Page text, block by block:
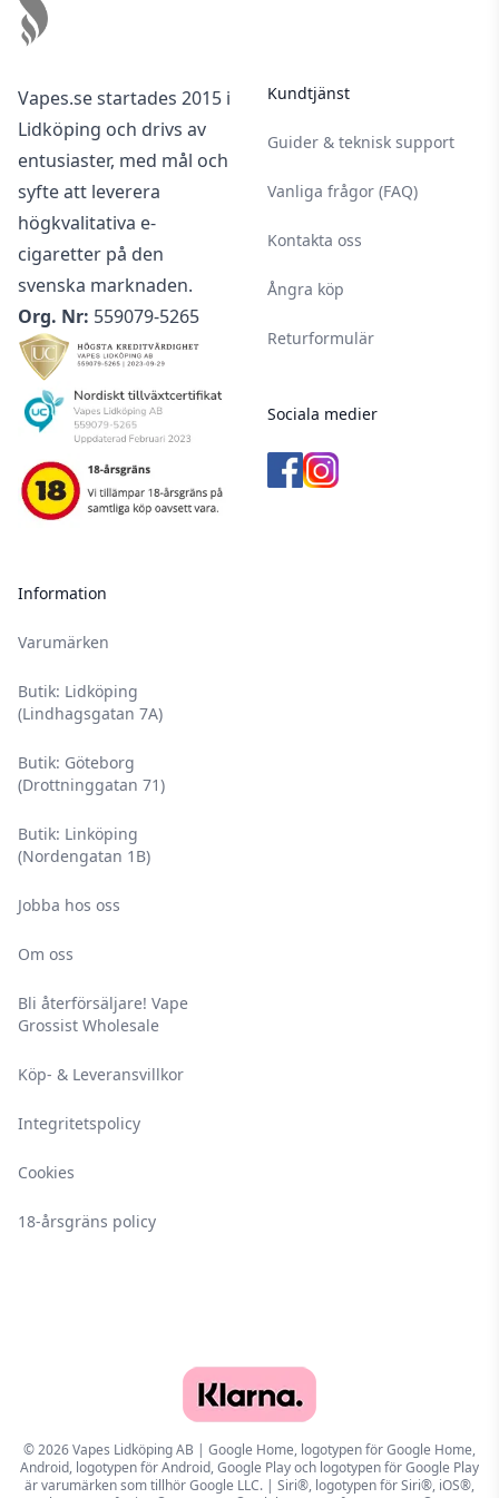
Vapes.se startades 2015 i
Lidköping och drivs av
entusiaster, med mål och
syfte att leverera
högkvalitativa e-
cigaretter på den
svenska marknaden.
Org. Nr: 559079-5265
Information
Varumärken
Butik: Lidköping
(Lindhagsgatan 7A)
Butik: Göteborg
(Drottninggatan 71)
Butik: Linköping
(Nordengatan 1B)
Jobba hos oss
Om oss
Bli återförsäljare! Vape
Grossist Wholesale
Köp- & Leveransvillkor
Integritetspolicy
Cookies
18-årsgräns policy
Kundtjänst
Guider & teknisk support
Vanliga frågor (FAQ)
Kontakta oss
Ångra köp
Returformulär
Sociala medier
© 2026 Vapes Lidköping AB | Google Home, logotypen för Google Home,
Android, logotypen för Android, Google Play och logotypen för Google Play
är varumärken som tillhör Google LLC. | Siri®, logotypen för Siri®, iOS®,